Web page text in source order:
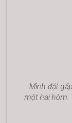
Mình đặt
một hai hôm.